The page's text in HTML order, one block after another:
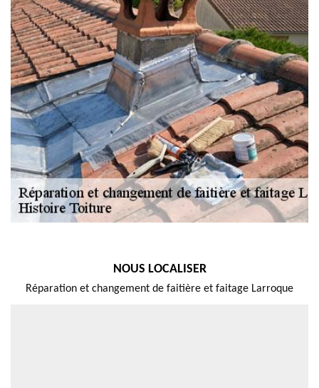
NOUS LOCALISER
Réparation et changement de faitière et faitage Larroque